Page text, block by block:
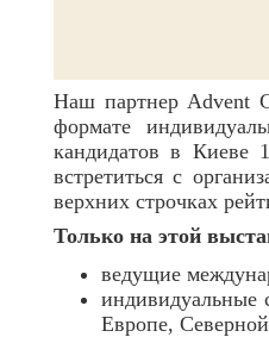
Наш партнер Advent
формате
кандидатов в Киеве
встретиться с
верхних строчках
Только на этой
ведущие
индивидуальные
Европе,